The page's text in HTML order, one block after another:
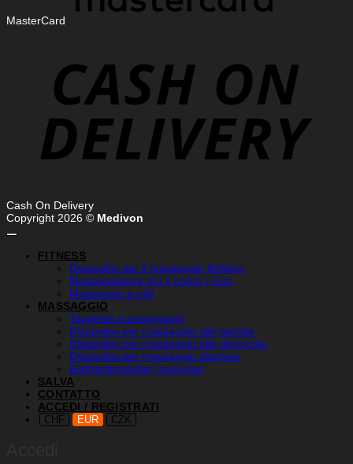
MasterCard
Cash On Delivery
Copyright 2026 © Medivon
FITNESS
Dispositivi per il massaggio linfatico
Massaggiatore per il corpo / Gun
Massaggio a rulli
MASSAGGIO
Tappetini massaggianti
Dispositivi per massaggio alle gambe
Dispositivi per massaggio alle ginocchia
Dispositivi per massaggio plantare
Elettrostimolatori muscolari
SALVA
CONTATTO
ACCEDI / REGISTRATI
CHF EUR CZK